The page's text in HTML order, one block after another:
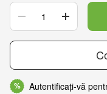
% Autentificați-vă